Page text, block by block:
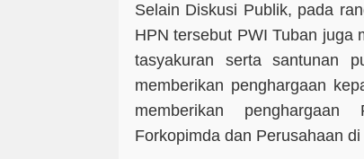
Selain Diskusi Publik, pada
HPN tersebut PWI Tuban juga
tasyakuran serta santunan
memberikan penghargaan
memberikan
Forkopimda dan Perusahaan